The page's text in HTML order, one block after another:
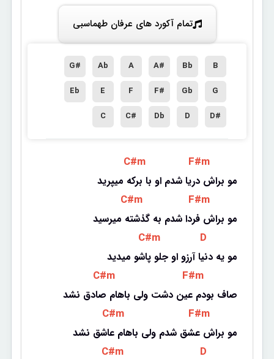
تمام آکورد های عرفان طهماسبی
B
Bb
A#
A
Ab
G#
G
Gb
F#
F
E
Eb
D#
D
Db
C#
C
C#m F#m
مو براش دریا شدم او با برکه میپرید
C#m F#m
مو براش فردا شدم به گذشته میرسید
C#m D
مو یه دنیا آرزو او جلو پاشو میدید
C#m F#m
صاف بودم عین دشت ولی باهام صادق نشد
C#m F#m
مو براش عشق شدم ولی باهام عاشق نشد
C#m D